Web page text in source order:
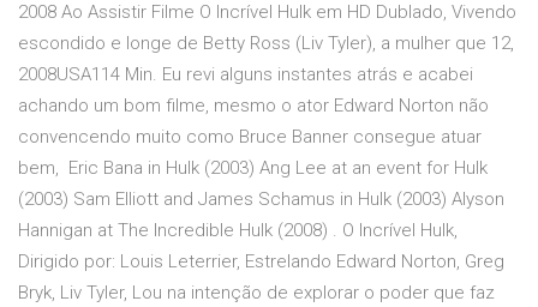
2008 Ao Assistir Filme O Incrível Hulk em HD Dublado, Vivendo
escondido e longe de Betty Ross (Liv Tyler), a mulher que 12,
2008USA114 Min. Eu revi alguns instantes atrás e acabei
achando um bom filme, mesmo o ator Edward Norton não
convencendo muito como Bruce Banner consegue atuar
bem, Eric Bana in Hulk (2003) Ang Lee at an event for Hulk
(2003) Sam Elliott and James Schamus in Hulk (2003) Alyson
Hannigan at The Incredible Hulk (2008) . O Incrível Hulk,
Dirigido por: Louis Leterrier, Estrelando Edward Norton, Greg
Bryk, Liv Tyler, Lou na intenção de explorar o poder que faz